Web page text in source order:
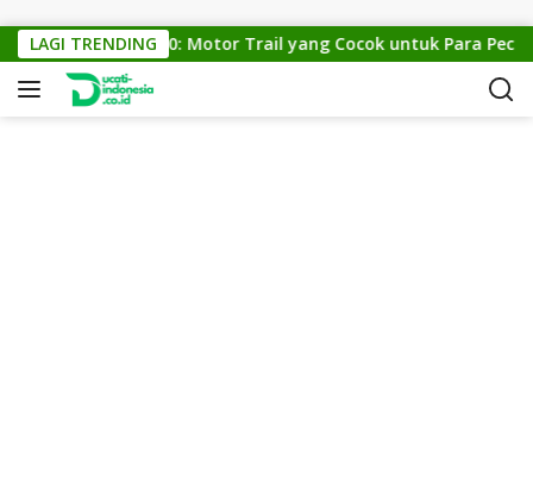
LAGI TRENDING
KTM Cross 150: Motor Trail yang Cocok untuk Para Pecinta